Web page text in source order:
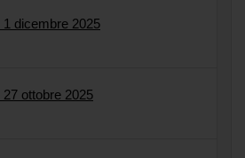
1 dicembre 2025
ottobre 2025